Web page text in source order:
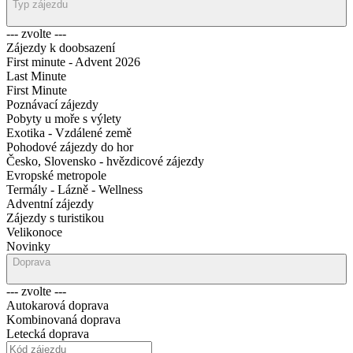
Typ zájezdu
--- zvolte ---
Zájezdy k doobsazení
First minute - Advent 2026
Last Minute
First Minute
Poznávací zájezdy
Pobyty u moře s výlety
Exotika - Vzdálené země
Pohodové zájezdy do hor
Česko, Slovensko - hvězdicové zájezdy
Evropské metropole
Termály - Lázně - Wellness
Adventní zájezdy
Zájezdy s turistikou
Velikonoce
Novinky
Doprava
--- zvolte ---
Autokarová doprava
Kombinovaná doprava
Letecká doprava